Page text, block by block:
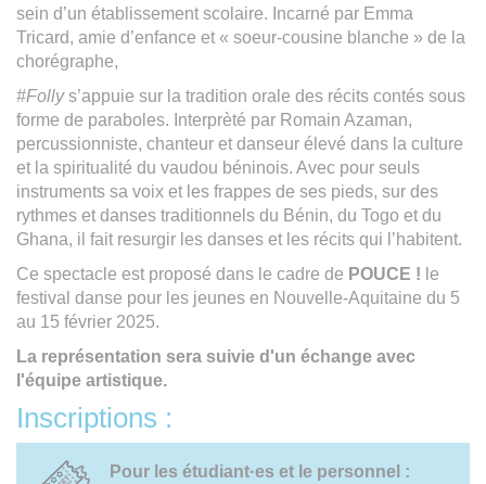
sein d’un établissement scolaire. Incarné par Emma
Tricard, amie d’enfance et « soeur-cousine blanche » de la
chorégraphe,
#Follys’appuie sur la tradition orale des récits contés sous
forme de paraboles. Interprèté par Romain Azaman,
percussionniste, chanteur et danseur élevé dans la culture
et la spiritualité du vaudou béninois. Avec pour seuls
instruments sa voix et les frappes de ses pieds, sur des
rythmes et danses traditionnels du Bénin, du Togo et du
Ghana, il fait resurgir les danses et les récits qui l’habitent.
Ce spectacle est proposé dans le cadre de POUCE ! le
festival danse pour les jeunes en Nouvelle-Aquitaine du 5
au 15 février 2025.
La représentation sera suivie d'un échange avec
l'équipe artistique.
Inscriptions :
Pour les étudiant·es et le personnel :